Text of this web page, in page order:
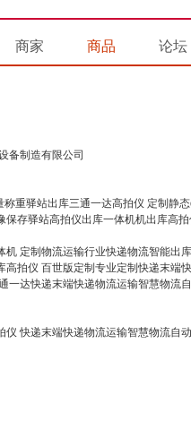
商家 商品 论坛
备制造有限公司
定制静
定制物流运输行业快递物流智能出
百世版定制专业定制快递末端
一达快递末端快递物流运输智慧物流
快递末端快递物流运输智慧物流自